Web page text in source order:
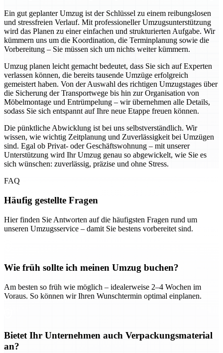
Ein gut geplanter Umzug ist der Schlüssel zu einem reibungslosen
und stressfreien Verlauf. Mit professioneller Umzugsunterstützung
wird das Planen zu einer einfachen und strukturierten Aufgabe. Wir
kümmern uns um die Koordination, die Terminplanung sowie die
Vorbereitung – Sie müssen sich um nichts weiter kümmern.
Umzug planen leicht gemacht bedeutet, dass Sie sich auf Experten
verlassen können, die bereits tausende Umzüge erfolgreich
gemeistert haben. Von der Auswahl des richtigen Umzugstages über
die Sicherung der Transportwege bis hin zur Organisation von
Möbelmontage und Entrümpelung – wir übernehmen alle Details,
sodass Sie sich entspannt auf Ihre neue Etappe freuen können.
Die pünktliche Abwicklung ist bei uns selbstverständlich. Wir
wissen, wie wichtig Zeitplanung und Zuverlässigkeit bei Umzügen
sind. Egal ob Privat- oder Geschäftswohnung – mit unserer
Unterstützung wird Ihr Umzug genau so abgewickelt, wie Sie es
sich wünschen: zuverlässig, präzise und ohne Stress.
FAQ
Häufig gestellte Fragen
Hier finden Sie Antworten auf die häufigsten Fragen rund um
unseren Umzugsservice – damit Sie bestens vorbereitet sind.
Wie früh sollte ich meinen Umzug buchen?
Am besten so früh wie möglich – idealerweise 2–4 Wochen im
Voraus. So können wir Ihren Wunschtermin optimal einplanen.
Bietet Ihr Unternehmen auch Verpackungsmaterial
an?